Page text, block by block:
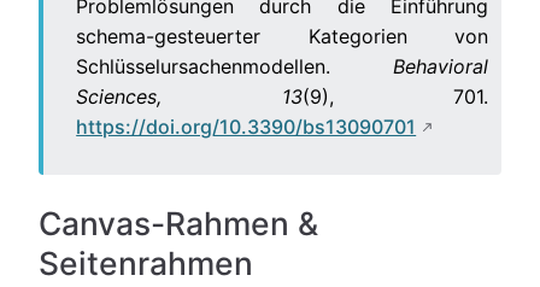
Problemlösungen durch die Einführung
schema-gesteuerter Kategorien von
Schlüsselursachenmodellen. Behavioral
Sciences, 13(9), 701.
https://doi.org/10.3390/bs13090701
Canvas-Rahmen &
Seitenrahmen